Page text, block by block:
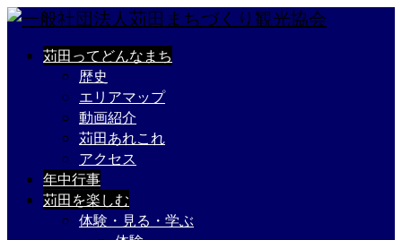
苅田ってどんなまち
歴史
エリアマップ
動画紹介
苅田あれこれ
アクセス
年中行事
苅田を楽しむ
体験・見る・学ぶ